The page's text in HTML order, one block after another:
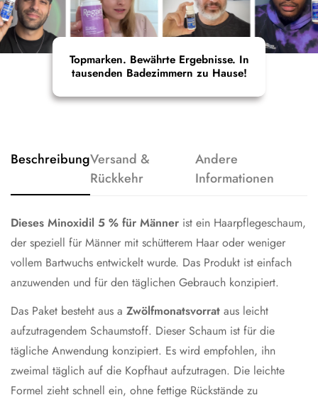
Topmarken. Bewährte Ergebnisse. In
tausenden Badezimmern zu Hause!
BeschreibungVersand &
Rückkehr
Andere
Informationen
Dieses Minoxidil 5 % für Männer ist ein Haarpflegeschaum,
der speziell für Männer mit schütterem Haar oder weniger
vollem Bartwuchs entwickelt wurde. Das Produkt ist einfach
anzuwenden und für den täglichen Gebrauch konzipiert.
Das Paket besteht aus a Zwölfmonatsvorrat aus leicht
aufzutragendem Schaumstoff. Dieser Schaum ist für die
tägliche Anwendung konzipiert. Es wird empfohlen, ihn
zweimal täglich auf die Kopfhaut aufzutragen. Die leichte
Formel zieht schnell ein, ohne fettige Rückstände zu